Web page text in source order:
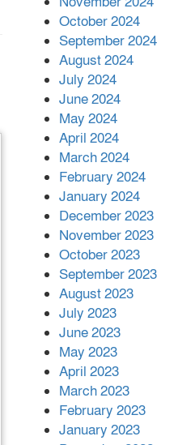
October 2024
September 2024
August 2024
July 2024
June 2024
May 2024
April 2024
March 2024
February 2024
January 2024
December 2023
November 2023
October 2023
September 2023
August 2023
July 2023
June 2023
May 2023
April 2023
March 2023
February 2023
January 2023